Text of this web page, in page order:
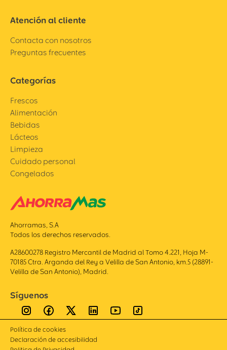
Atención al cliente
Contacta con nosotros
Preguntas frecuentes
Categorías
Frescos
Alimentación
Bebidas
Lácteos
Limpieza
Cuidado personal
Congelados
Ahorramas, S.A
Todos los derechos reservados.
A28600278 Registro Mercantil de Madrid al Tomo 4.221, Hoja M-
70185 Ctra. Arganda del Rey a Velilla de San Antonio, km.5 (28891-
Velilla de San Antonio), Madrid.
Síguenos
Política de cookies
Declaración de accesibilidad